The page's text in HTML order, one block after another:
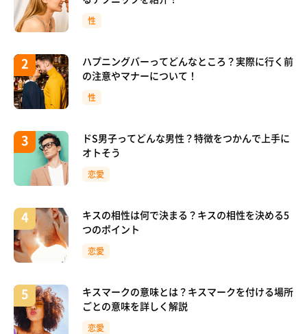
性
ハプニングバーってどんなところ？実際に行く前
の注意やマナーについて！
性
ドS男子ってどんな男性？特徴をつかんで上手に
オトそう
恋愛
キスの相性は何で決まる？キスの相性を決める5
つのポイント
恋愛
キスマークの意味とは？キスマークを付ける場所
ごとの意味を詳しく解説
恋愛